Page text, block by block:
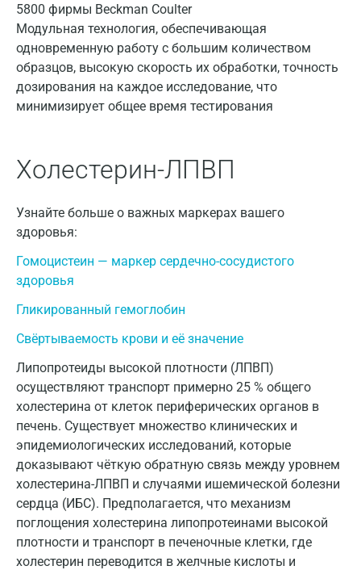
Модульная технология, обеспечивающая
одновременную работу с большим количеством
образцов, высокую скорость их обработки, точность
дозирования на каждое исследование, что
минимизирует общее время тестирования
Холестерин-ЛПВП
Узнайте больше о важных маркерах вашего
здоровья:
Гомоцистеин — маркер сердечно-сосудистого
здоровья
Гликированный гемоглобин
Свёртываемость крови и её значение
Липопротеиды высокой плотности (ЛПВП)
осуществляют транспорт примерно 25 % общего
холестерина от клеток периферических органов в
печень. Существует множество клинических и
эпидемиологических исследований, которые
доказывают чёткую обратную связь между уровнем
холестерина-ЛПВП и случаями ишемической болезни
сердца (ИБС). Предполагается, что механизм
поглощения холестерина липопротеинами высокой
плотности и транспорт в печеночные клетки, где
холестерин переводится в желчные кислоты и
Ижевск
Истра
Йошкар-Ола
Калининград
Кемерово
Ковров
Королев
Кострома
Котельники
Красногорск
Краснодар
Красноярск
Курск
Лабинск
Липецк
Лобня